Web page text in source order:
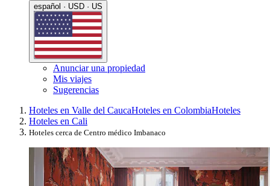
español · USD · US
Anunciar una propiedad
Mis viajes
Sugerencias
Hoteles en Valle del CaucaHoteles en ColombiaHoteles
Hoteles en Cali
Hoteles cerca de Centro médico Imbanaco